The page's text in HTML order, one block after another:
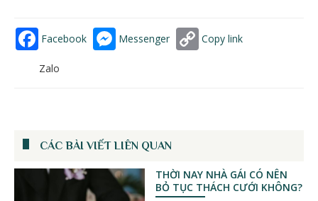
Facebook Messenger Copy link
Zalo
CÁC BÀI VIẾT LIÊN QUAN
THỜI NAY NHÀ GÁI CÓ NÊN
BỎ TỤC THÁCH CƯỚI KHÔNG?